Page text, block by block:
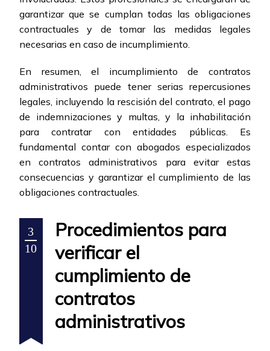
garantizar que se cumplan todas las obligaciones
contractuales y de tomar las medidas legales
necesarias en caso de incumplimiento.
En resumen, el incumplimiento de contratos
administrativos puede tener serias repercusiones
legales, incluyendo la rescisión del contrato, el pago
de indemnizaciones y multas, y la inhabilitación
para contratar con entidades públicas. Es
fundamental contar con abogados especializados
en contratos administrativos para evitar estas
consecuencias y garantizar el cumplimiento de las
obligaciones contractuales.
3
10
Procedimientos para
verificar el
cumplimiento de
contratos
administrativos